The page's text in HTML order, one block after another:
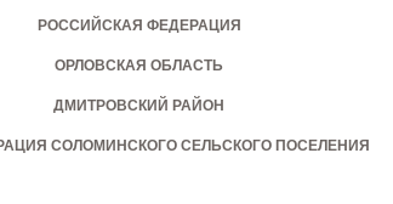
РОССИЙСКАЯ ФЕДЕРАЦИЯ
ОРЛОВСКАЯ ОБЛАСТЬ
ДМИТРОВСКИЙ РАЙОН
СОЛОМИНСКОГО СЕЛЬСКОГО ПОСЕЛЕНИЯ